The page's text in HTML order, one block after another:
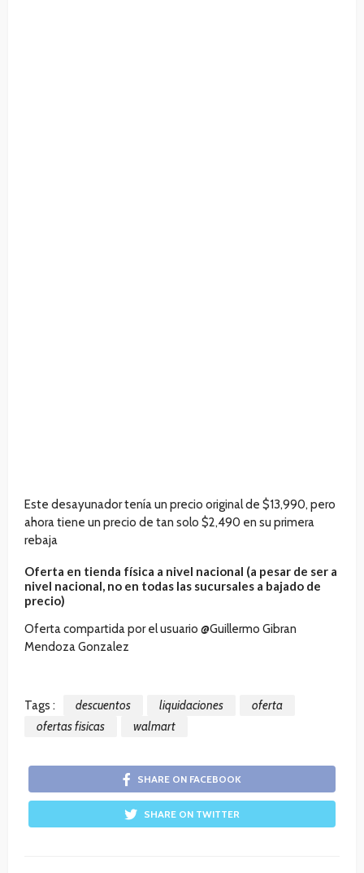
Este desayunador tenía un precio original de $13,990, pero
ahora tiene un precio de tan solo $2,490 en su primera
rebaja
Oferta en tienda física a nivel nacional (a pesar de ser a
nivel nacional, no en todas las sucursales a bajado de
precio)
Oferta compartida por el usuario @Guillermo Gibran
Mendoza Gonzalez
Tags : descuentos liquidaciones
oferta
ofertas fisicas
walmart
SHARE ON FACEBOOK
SHARE ON TWITTER